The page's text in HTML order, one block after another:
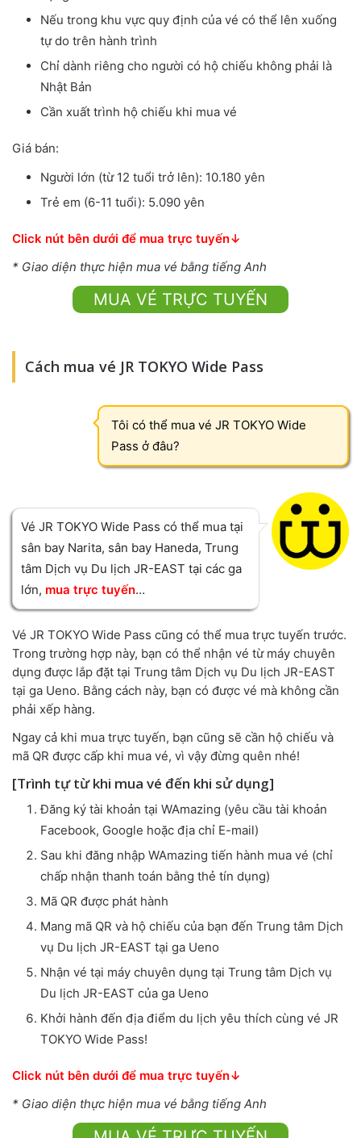
Nếu trong khu vực quy định của vé có thể lên xuống
tự do trên hành trình
Chỉ dành riêng cho người có hộ chiếu không phải là
Nhật Bản
Cần xuất trình hộ chiếu khi mua vé
Giá bán:
Người lớn (từ 12 tuổi trở lên): 10.180 yên
Trẻ em (6-11 tuổi): 5.090 yên
Click nút bên dưới để mua trực tuyến↓
* Giao diện thực hiện mua vé bằng tiếng Anh
MUA VÉ TRỰC TUYẾN
Cách mua vé JR TOKYO Wide Pass
Tôi có thể mua vé JR TOKYO Wide
Pass ở đâu?
Vé JR TOKYO Wide Pass có thể mua tại
sân bay Narita, sân bay Haneda, Trung
tâm Dịch vụ Du lịch JR-EAST tại các ga
lớn, mua trực tuyến…
Vé JR TOKYO Wide Pass cũng có thể mua trực tuyến trước.
Trong trường hợp này, bạn có thể nhận vé từ máy chuyên
dụng được lắp đặt tại Trung tâm Dịch vụ Du lịch JR-EAST
tại ga Ueno. Bằng cách này, bạn có được vé mà không cần
phải xếp hàng.
Ngay cả khi mua trực tuyến, bạn cũng sẽ cần hộ chiếu và
mã QR được cấp khi mua vé, vì vậy đừng quên nhé!
[Trình tự từ khi mua vé đến khi sử dụng]
Đăng ký tài khoản tại WAmazing (yêu cầu tài khoản
Facebook, Google hoặc địa chỉ E-mail)
Sau khi đăng nhập WAmazing tiến hành mua vé (chỉ
chấp nhận thanh toán bằng thẻ tín dụng)
Mã QR được phát hành
Mang mã QR và hộ chiếu của bạn đến Trung tâm Dịch
vụ Du lịch JR-EAST tại ga Ueno
Nhận vé tại máy chuyên dụng tại Trung tâm Dịch vụ
Du lịch JR-EAST của ga Ueno
Khởi hành đến địa điểm du lịch yêu thích cùng vé JR
TOKYO Wide Pass!
Click nút bên dưới để mua trực tuyến↓
* Giao diện thực hiện mua vé bằng tiếng Anh